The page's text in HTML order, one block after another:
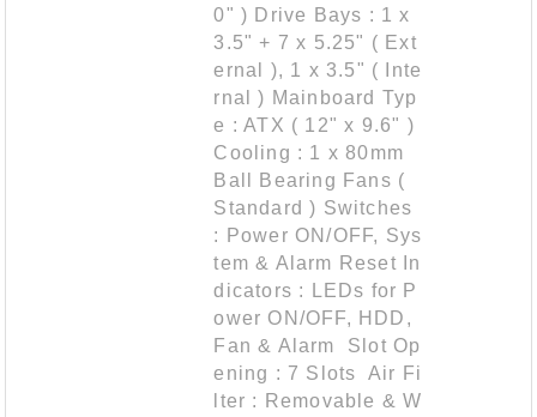
0" ) Drive Bays : 1 x
3.5" + 7 x 5.25" ( Ext
ernal ), 1 x 3.5" ( Inte
rnal ) Mainboard Typ
e : ATX ( 12" x 9.6" )
Cooling : 1 x 80mm
Ball Bearing Fans (
Standard ) Switches
: Power ON/OFF, Sys
tem & Alarm Reset In
dicators : LEDs for P
ower ON/OFF, HDD,
Fan & Alarm Slot Op
ening : 7 Slots Air Fi
lter : Removable & W